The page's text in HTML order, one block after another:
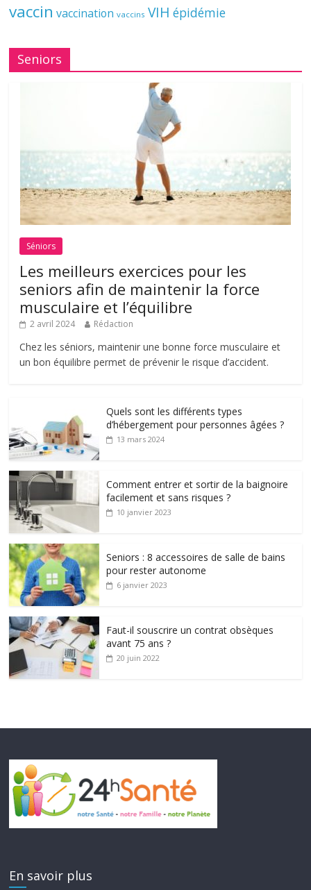
vaccin vaccination vaccins VIH épidémie
Seniors
Séniors
Les meilleurs exercices pour les
seniors afin de maintenir la force
musculaire et l’équilibre
2 avril 2024 Rédaction
Chez les séniors, maintenir une bonne force musculaire et
un bon équilibre permet de prévenir le risque d’accident.
Quels sont les différents types
d’hébergement pour personnes âgées ?
13 mars 2024
Comment entrer et sortir de la baignoire
facilement et sans risques ?
10 janvier 2023
Seniors : 8 accessoires de salle de bains
pour rester autonome
6 janvier 2023
Faut-il souscrire un contrat obsèques
avant 75 ans ?
20 juin 2022
En savoir plus